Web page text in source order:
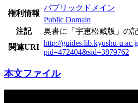
権利情報
パブリックドメイン
Public Domain
注記
奥書に「宇恵松藏版」の
関連URI http://guides.lib.kyushu-
pid=472404&sid=3879762
本文ファイル